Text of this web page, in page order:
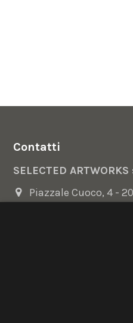
Contatti
SELECTED
Piazzale Cuoco, 4 -